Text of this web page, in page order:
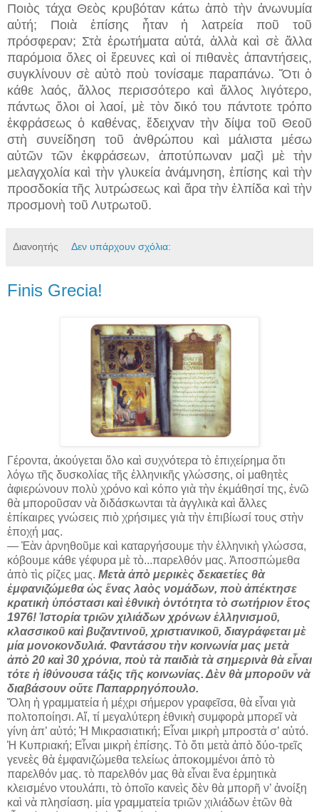
Ποιὸς τάχα Θεὸς κρυβόταν κάτω ἀπὸ τὴν ἀνωνυμία
αὐτή; Ποιὰ ἐπίσης ἦταν ἡ λατρεία ποῦ τοῦ
πρόσφεραν; Στὰ ἐρωτήματα αὐτά, ἀλλὰ καὶ σὲ ἄλλα
παρόμοια ὅλες οἱ ἔρευνες καὶ οἱ πιθανὲς ἀπαντήσεις,
συγκλίνουν σὲ αὐτὸ ποὺ τονίσαμε παραπάνω. Ὅτι ὁ
κάθε λαός, ἄλλος περισσότερο καὶ ἄλλος λιγότερο,
πάντως ὅλοι οἱ λαοί, μὲ τὸν δικό του πάντοτε τρόπο
ἐκφράσεως ὁ καθένας, ἔδειχναν τὴν δίψα τοῦ Θεοῦ
στὴ συνείδηση τοῦ ἀνθρώπου καὶ μάλιστα μέσω
αὐτῶν τῶν ἐκφράσεων, ἀποτύπωναν μαζὶ μὲ τὴν
μελαγχολία καὶ τὴν γλυκεία ἀνάμνηση, ἐπίσης καὶ τὴν
προσδοκία τῆς λυτρώσεως καὶ ἄρα τὴν ἐλπίδα καὶ τὴν
προσμονὴ τοῦ Λυτρωτοῦ.
Διανοητής Δεν υπάρχουν σχόλια:
Finis Grecia!
Γέροντα, ἀκούγεται ὅλο καὶ συχνότερα τὸ ἐπιχείρημα ὅτι
λόγω τῆς δυσκολίας τῆς ἑλληνικῆς γλώσσης, οἱ μαθητὲς
ἀφιερώνουν πολὺ χρόνο καὶ κόπο γιὰ τὴν ἐκμάθησί της, ἐνῶ
θὰ μποροῦσαν νὰ διδάσκωνται τὰ ἀγγλικὰ καὶ ἄλλες
ἐπίκαιρες γνώσεις πιὸ χρήσιμες γιὰ τὴν ἐπιβίωσί τους στὴν
ἐποχή μας.
— Ἐὰν ἀρνηθοῦμε καὶ καταργήσουμε τὴν ἑλληνικὴ γλώσσα,
κόβουμε κάθε γέφυρα μὲ τὸ...παρελθόν μας. Ἀποσπώμεθα
ἀπὸ τὶς ρίζες μας. Μετὰ ἀπὸ μερικὲς δεκαετίες θὰ
ἐμφανιζώμεθα ὡς ἕνας λαὸς νομάδων, ποὺ ἀπέκτησε
κρατικὴ ὑπόστασι καὶ ἐθνικὴ ὀντότητα τὸ σωτήριον ἔτος
1976! Ἱστορία τριῶν χιλιάδων χρόνων ἑλληνισμοῦ,
κλασσικοῦ καὶ βυζαντινοῦ, χριστιανικοῦ, διαγράφεται μὲ
μία μονοκονδυλιά. Φαντάσου τὴν κοινωνία μας μετὰ
ἀπὸ 20 καὶ 30 χρόνια, ποὺ τὰ παιδιὰ τὰ σημερινὰ θὰ εἶναι
τότε ἡ ἰθύνουσα τάξις τῆς κοινωνίας. Δὲν θὰ μποροῦν νὰ
διαβάσουν οὔτε Παπαρρηγόπουλο.
Ὅλη ἡ γραμματεία ἡ μέχρι σήμερον γραφεῖσα, θὰ εἶναι γιὰ
πολτοποίησι. Αἵ, τί μεγαλύτερη ἐθνικὴ συμφορὰ μπορεῖ νὰ
γίνη ἀπ’ αὐτό; Ἡ Μικρασιατική; Εἶναι μικρὴ μπροστὰ σ’ αὐτό.
Ἡ Κυπριακή; Εἶναι μικρὴ ἐπίσης. Τὸ ὅτι μετὰ ἀπὸ δύο-τρεῖς
γενεὲς θὰ ἐμφανιζώμεθα τελείως ἀποκομμένοι ἀπὸ τὸ
παρελθόν μας. τὸ παρελθόν μας θὰ εἶναι ἕνα ἑρμητικὰ
κλεισμένο ντουλάπι, τὸ ὁποῖο κανεὶς δὲν θὰ μπορῆ ν’ ἀνοίξη
καὶ νὰ πλησίαση. μία γραμματεία τριῶν χιλιάδων ἐτῶν θὰ